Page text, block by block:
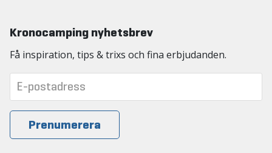
Kronocamping nyhetsbrev
Få inspiration, tips & trixs och fina erbjudanden.